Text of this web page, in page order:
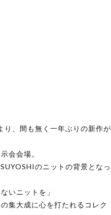
、間も無く一年ぶりの新作が
会会場。
のニットの背景となっ
いニットを」
集大成に心を打たれるコレク